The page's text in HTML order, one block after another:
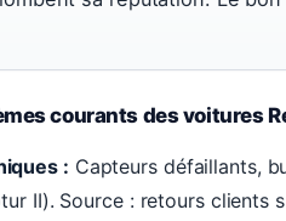
courants des voitures
: Capteurs défaillants,
II). Source : retours clients